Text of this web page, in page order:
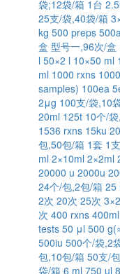
袋;12袋/箱 1台
25支/袋,40袋/箱
kg 500 preps
盒 型号一,96次/盒
l 50×2 l 10×50 ml
ml 1000 rxns
samples) 100ea
2μg 100支/袋,10
20ml 125t 10个/
1536 rxns 15ku
包,50包/箱 1套 1
ml 2×10ml 2×2ml
20000 u 2000u
24个/包,2包/箱 25
2次 20次 25次
次 400 rxns 400ml
tests 50 μl 500
500iu 500个/袋,2
包,10包/箱 50支/
袋/箱 6 ml 750 ul